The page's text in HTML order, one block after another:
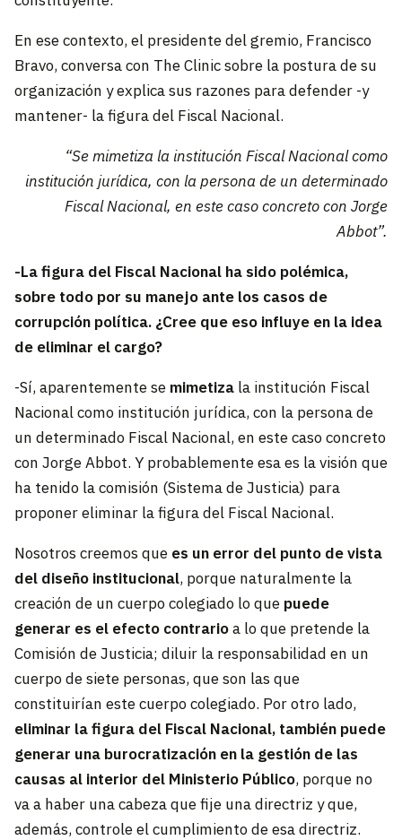
En ese contexto, el presidente del gremio, Francisco
Bravo, conversa con The Clinic sobre la postura de su
organización y explica sus razones para defender -y
mantener- la figura del Fiscal Nacional.
“Se mimetiza la institución Fiscal Nacional como
institución jurídica, con la persona de un determinado
Fiscal Nacional, en este caso concreto con Jorge
Abbot”.
-La figura del Fiscal Nacional ha sido polémica,
sobre todo por su manejo ante los casos de
corrupción política. ¿Cree que eso influye en la idea
de eliminar el cargo?
-Sí, aparentemente se mimetiza la institución Fiscal
Nacional como institución jurídica, con la persona de
un determinado Fiscal Nacional, en este caso concreto
con Jorge Abbot. Y probablemente esa es la visión que
ha tenido la comisión (Sistema de Justicia) para
proponer eliminar la figura del Fiscal Nacional.
Nosotros creemos que es un error del punto de vista
del diseño institucional, porque naturalmente la
creación de un cuerpo colegiado lo que puede
generar es el efecto contrarioa lo que pretende la
Comisión de Justicia; diluir la responsabilidad en un
cuerpo de siete personas, que son las que
constituirían este cuerpo colegiado. Por otro lado,
eliminar la figura del Fiscal Nacional, también puede
generar una burocratización en la gestión de las
causas al interior del Ministerio Público, porque no
va a haber una cabeza que fije una directriz y que,
además, controle el cumplimiento de esa directriz.